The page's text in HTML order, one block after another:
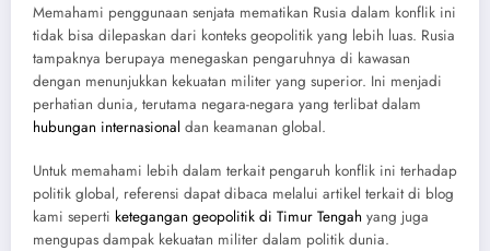
Memahami penggunaan senjata mematikan Rusia dalam konflik ini
tidak bisa dilepaskan dari konteks geopolitik yang lebih luas. Rusia
tampaknya berupaya menegaskan pengaruhnya di kawasan
dengan menunjukkan kekuatan militer yang superior. Ini menjadi
perhatian dunia, terutama negara-negara yang terlibat dalam
hubungan internasional dan keamanan global.
Untuk memahami lebih dalam terkait pengaruh konflik ini terhadap
politik global, referensi dapat dibaca melalui artikel terkait di blog
kami seperti ketegangan geopolitik di Timur Tengah yang juga
mengupas dampak kekuatan militer dalam politik dunia.